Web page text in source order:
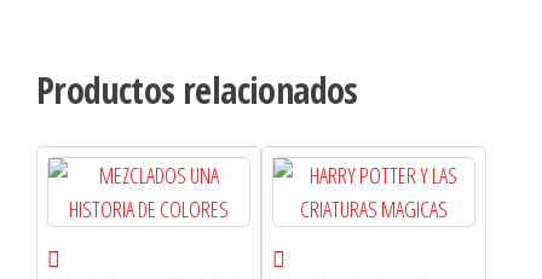
Productos relacionados